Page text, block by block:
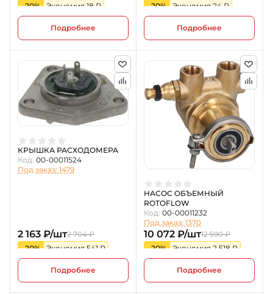
-20%
Экономия 18 ₽
Подробнее
-20%
Экономия 24 ₽
Подробнее
КРЫШКА РАСХОДОМЕРА
Код: 00-00011524
Под заказ: 1479
2 163 ₽/шт2 704 ₽
-20%
Экономия 541 ₽
Подробнее
НАСОС ОБЪЕМНЫЙ
ROTOFLOW
Код: 00-00011232
Под заказ: 1370
10 072 ₽/шт12 590 ₽
-20%
Экономия 2 518 ₽
Подробнее